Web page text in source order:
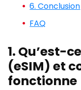
6. Conclusion
FAQ
1. Qu’est-
(eSIM) et
fonctionne